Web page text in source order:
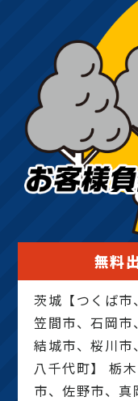
無料
茨城【つくば市
笠間市、石岡市
結城市、桜川市
八千代町】 栃
市、佐野市、